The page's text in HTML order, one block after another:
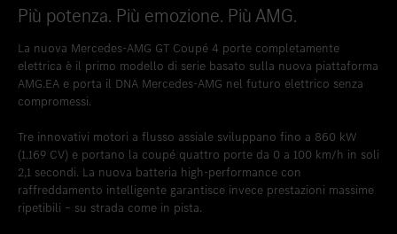
Più potenza. Più emozione. Più AMG.
La nuova Mercedes-AMG GT Coupé 4 porte completamente
elettrica è il primo modello di serie basato sulla nuova piattaforma
AMG.EA e porta il DNA Mercedes-AMG nel futuro elettrico senza
compromessi.
Tre innovativi motori a flusso assiale sviluppano fino a 860 kW
(1.169 CV) e portano la coupé quattro porte da 0 a 100 km/h in soli
2,1 secondi. La nuova batteria high-performance con
raffreddamento intelligente garantisce invece prestazioni massime
ripetibili – su strada come in pista.